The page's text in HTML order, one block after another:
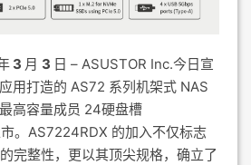
3 月 3 日 – ASUSTOR Inc.今日宣
用打造的 AS72 系列机架式 NAS
高容量成员 24硬盘槽
。AS7224RDX 的加入不仅标志
完整性，更以其顶尖规格，确立了